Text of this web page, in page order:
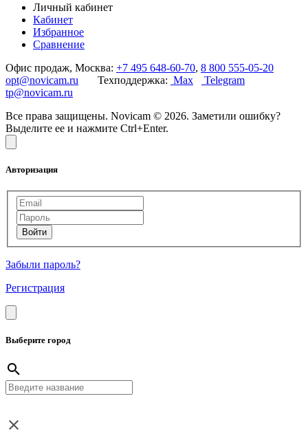
Личный кабинет
Кабинет
Избранное
Сравнение
Офис продаж, Москва: +7 495 648-60-70, 8 800 555-05-20
opt@novicam.ru Техподдержка: Max
Telegram
tp@novicam.ru
Все права защищены. Novicam © 2026. Заметили ошибку?
Выделите ее и нажмите Ctrl+Enter.
Авторизация
Забыли пароль?
Регистрация
Выберите город